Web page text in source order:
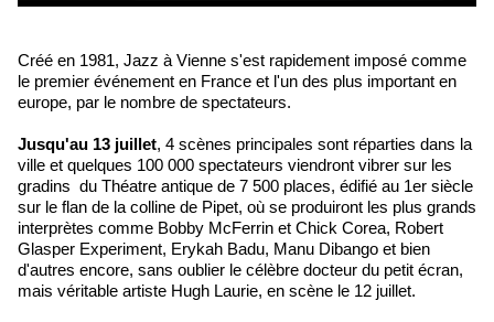
Créé en 1981, Jazz à Vienne s'est rapidement imposé comme
le premier événement en France et l'un des plus important en
europe, par le nombre de spectateurs.
Jusqu'au 13 juillet, 4 scènes principales sont réparties dans la
ville et quelques 100 000 spectateurs viendront vibrer sur les
gradins du Théatre antique de 7 500 places, édifié au 1er siècle
sur le flan de la colline de Pipet, où se produiront les plus grands
interprètes comme Bobby McFerrin et Chick Corea, Robert
Glasper Experiment, Erykah Badu, Manu Dibango et bien
d'autres encore, sans oublier le célèbre docteur du petit écran,
mais véritable artiste Hugh Laurie, en scène le 12 juillet.